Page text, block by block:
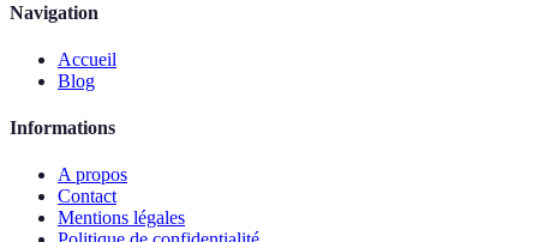
Navigation
Accueil
Blog
Informations
A propos
Contact
Mentions légales